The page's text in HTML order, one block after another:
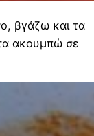
βγάζω και τα
ακουμπώ σε